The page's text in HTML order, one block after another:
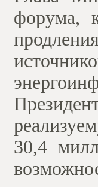
форума,
30,4